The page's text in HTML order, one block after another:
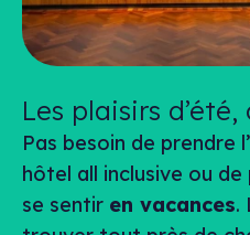
Les plaisirs d’été,
Pas besoin de prendre
hôtel all inclusive ou de
se sentir en vacances.